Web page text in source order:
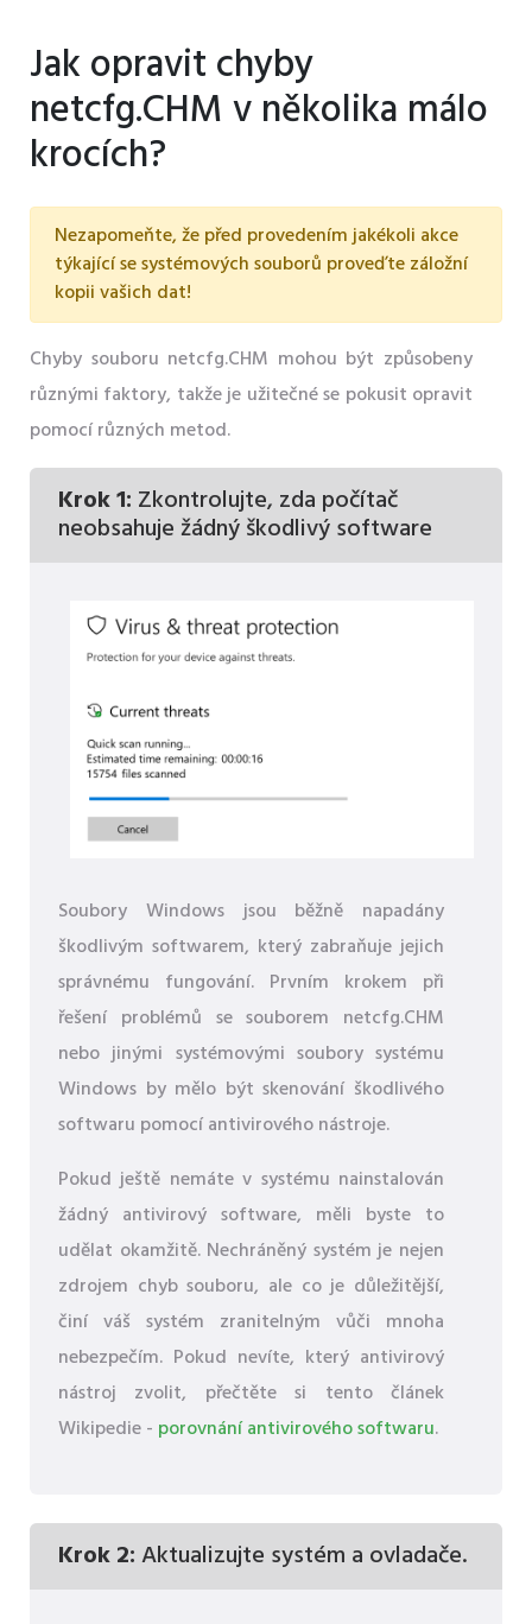
Jak opravit chyby
netcfg.CHM v několika málo
krocích?
Nezapomeňte, že před provedením jakékoli akce
týkající se systémových souborů proveďte záložní
kopii vašich dat!
Chyby souboru netcfg.CHM mohou být způsobeny
různými faktory, takže je užitečné se pokusit opravit
pomocí různých metod.
Krok 1: Zkontrolujte, zda počítač
neobsahuje žádný škodlivý software
Soubory Windows jsou běžně napadány
škodlivým softwarem, který zabraňuje jejich
správnému fungování. Prvním krokem při
řešení problémů se souborem netcfg.CHM
nebo jinými systémovými soubory systému
Windows by mělo být skenování škodlivého
softwaru pomocí antivirového nástroje.
Pokud ještě nemáte v systému nainstalován
žádný antivirový software, měli byste to
udělat okamžitě. Nechráněný systém je nejen
zdrojem chyb souboru, ale co je důležitější,
činí váš systém zranitelným vůči mnoha
nebezpečím. Pokud nevíte, který antivirový
nástroj zvolit, přečtěte si tento článek
Wikipedie - porovnání antivirového softwaru.
Krok 2:Aktualizujte systém a ovladače.